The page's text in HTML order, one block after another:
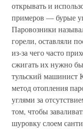
открывать и
примеров — бурые
Паровозники
горели, оставляли
из-за чего часто
сжигать их нужно
тульский машинист
метод отопления
углями за
том, чтобы
шуровку слоем